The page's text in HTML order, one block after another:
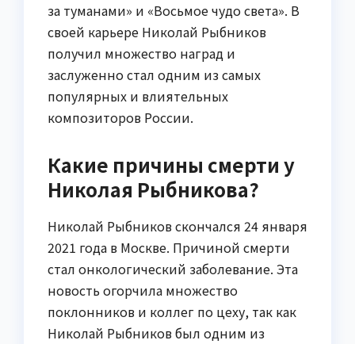
за туманами» и «Восьмое чудо света». В
своей карьере Николай Рыбников
получил множество наград и
заслуженно стал одним из самых
популярных и влиятельных
композиторов России.
Какие причины смерти у
Николая Рыбникова?
Николай Рыбников скончался 24 января
2021 года в Москве. Причиной смерти
стал онкологический заболевание. Эта
новость огорчила множество
поклонников и коллег по цеху, так как
Николай Рыбников был одним из